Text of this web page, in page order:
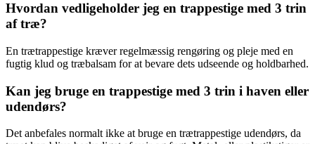
Hvordan vedligeholder jeg en trappestige med 3 trin
af træ?
En trætrappestige kræver regelmæssig rengøring og pleje med en
fugtig klud og træbalsam for at bevare dets udseende og holdbarhed.
Kan jeg bruge en trappestige med 3 trin i haven eller
udendørs?
Det anbefales normalt ikke at bruge en trætrappestige udendørs, da